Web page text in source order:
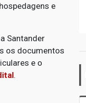
e
Santander
os documentos
e o
.